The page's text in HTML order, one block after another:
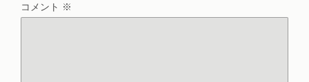
コメント ※